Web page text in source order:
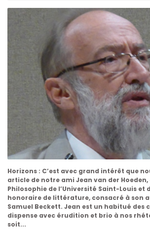
Horizons : C’est avec grand intérêt que
article de notre ami Jean van der
Philosophie de l’Université Saint-Louis et
honoraire de littérature, consacré à son
Samuel Beckett. Jean est un habitué des
dispense avec érudition et brio à nos
soit...